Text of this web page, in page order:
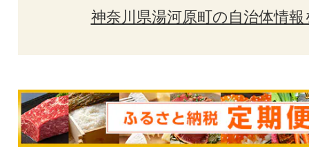
神奈川県湯河原町の自治体情報